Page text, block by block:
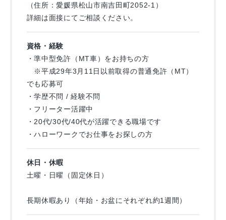
（住所：愛媛県松山市南吉田町2052-1）
詳細は面接にてご相談ください。
資格・経験
・準中型免許（MT車）をお持ちの方
※平成29年3月11日以前取得の普通免許（MT）
でも応募可
・学歴不問 / 経験不問
・フリーター活躍中
・20代/30代/40代が活躍できる職場です
・ハローワークでお仕事をお探しの方
休日・休暇
土曜・日曜（固定休日）
長期休暇あり（年始・お盆にそれぞれ約1週間）